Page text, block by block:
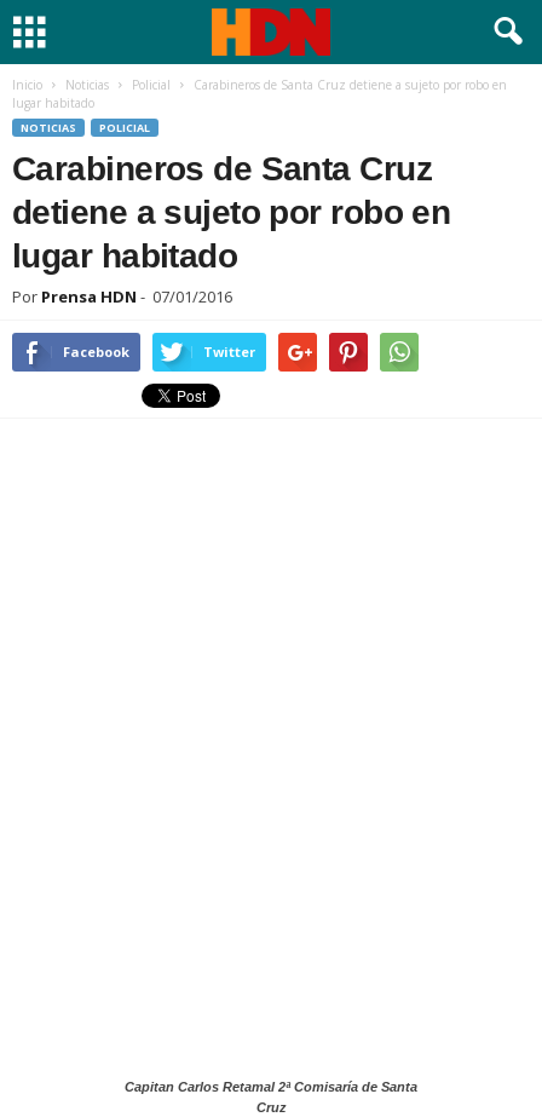
Inicio Noticias Policial
Carabineros de Santa Cruz detiene a sujeto por robo en
lugar habitado
NOTICIAS POLICIAL
Carabineros de Santa Cruz
detiene a sujeto por robo en
lugar habitado
Por Prensa HDN - 07/01/2016
Facebook Twitter
Capitan Carlos Retamal 2ª Comisaría de Santa
Cruz